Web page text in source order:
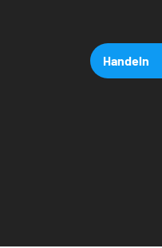
Handeln